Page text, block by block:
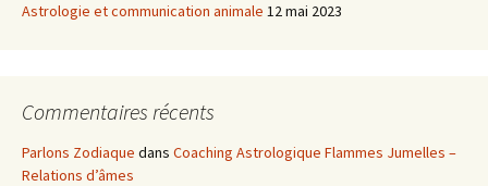
Astrologie et communication animale 12 mai 2023
Commentaires récents
Parlons Zodiaque dans Coaching Astrologique Flammes Jumelles –
Relations d’âmes